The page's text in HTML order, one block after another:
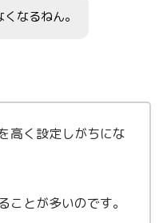
なるねん。
高く設定しがちにな
ことが多いのです。